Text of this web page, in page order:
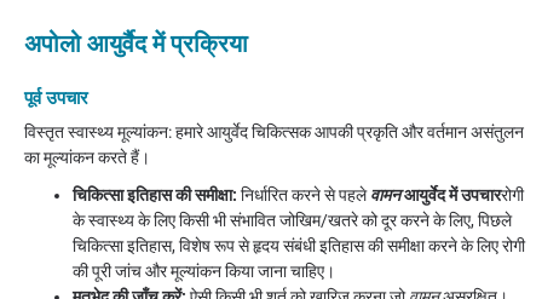
अपोलो आयुर्वैद में प्रक्रिया
पूर्व उपचार
विस्तृत स्वास्थ्य मूल्यांकन: हमारे आयुर्वेद चिकित्सक आपकी प्रकृति और वर्तमान असंतुलन
का मूल्यांकन करते हैं।
चिकित्सा इतिहास की समीक्षा: निर्धारित करने से पहलेवामनआयुर्वेद में उपचाररोगी
के स्वास्थ्य के लिए किसी भी संभावित जोखिम/खतरे को दूर करने के लिए, पिछले
चिकित्सा इतिहास, विशेष रूप से हृदय संबंधी इतिहास की समीक्षा करने के लिए रोगी
की पूरी जांच और मूल्यांकन किया जाना चाहिए।